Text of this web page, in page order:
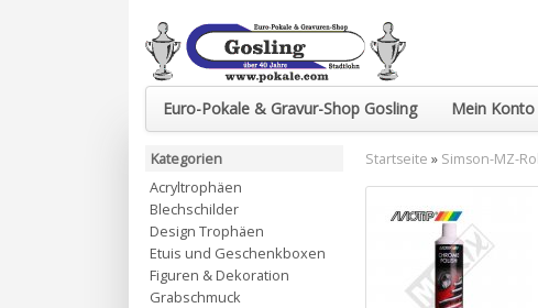
Euro-Pokale & Gravur-Shop Gosling Mein Konto
Startseite » Simson-MZ-
Kategorien
Acryltrophäen
Blechschilder
Design Trophäen
Etuis und Geschenkboxen
Figuren & Dekoration
Grabschmuck